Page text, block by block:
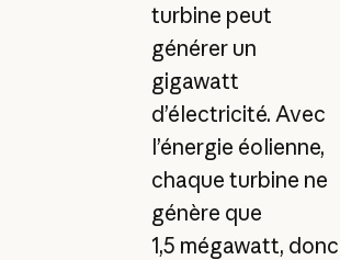
turbine peut
générer un
gigawatt
d’électricité. Avec
l’énergie éolienne,
chaque turbine ne
génère que
1,5 mégawatt, donc